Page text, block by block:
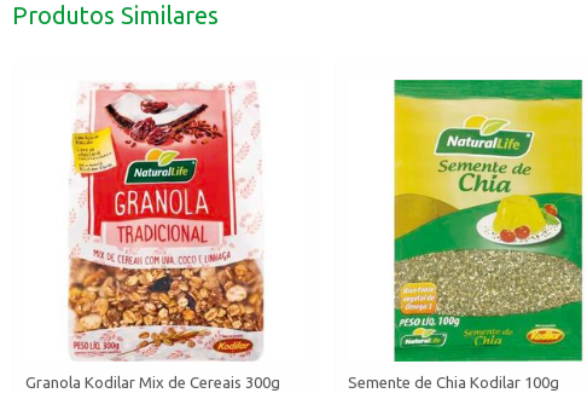
Produtos Similares
Granola Kodilar Mix de Cereais 300g Semente de Chia Kodilar 100g